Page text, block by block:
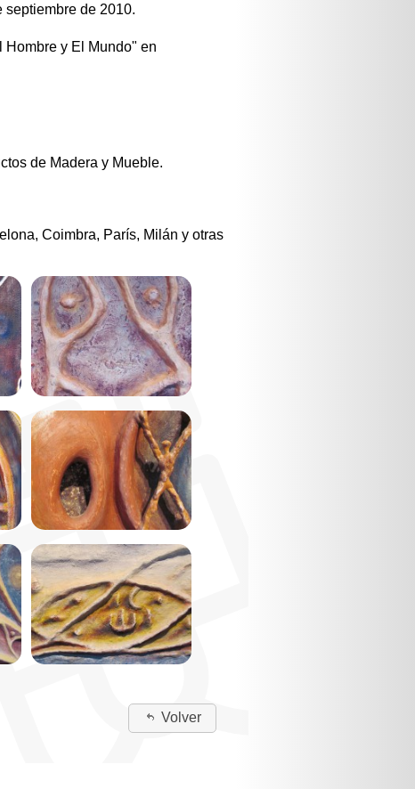
septiembre de 2010.
Hombre y El Mundo" en
de Madera y Mueble.
Coimbra, París, Milán y otras
Volver